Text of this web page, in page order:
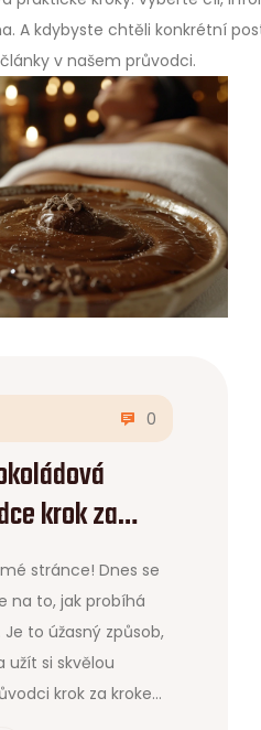
A kdybyste chtěli konkrétní
v našem průvodci.
0
krok za
stránce! Dnes se
na to, jak probíhá
to úžasný způsob,
užít si skvělou
krok za krokem